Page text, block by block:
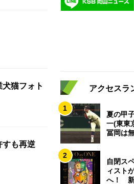
猫フォト
すも再逆
アクセスラ
1
夏の甲
一(東東
冨岡は
2
自閉ス
ィスト
へ！ 新